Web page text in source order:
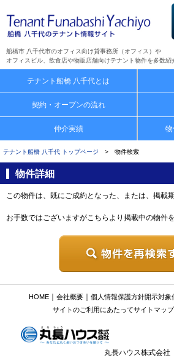
船橋市 八千代市のオフィス向け貸事務所（オフィス）や
オフィスビル、飲食店や物販店舗向けテナント物件を多数紹
テナント船橋 八千代とは
契約・オープンの流れ
仲介実績
テナント船橋 八千代 トップページ > 物件検索
物件詳細
この物件は、既にご成約となった、または、掲載
お手数ではございますがこちらより掲載中の物件
HOME｜ 会社概要｜ 個人情報保護方針開示対象
サイトのご利用にあたってサイトマップ
丸長ハウス株式会社